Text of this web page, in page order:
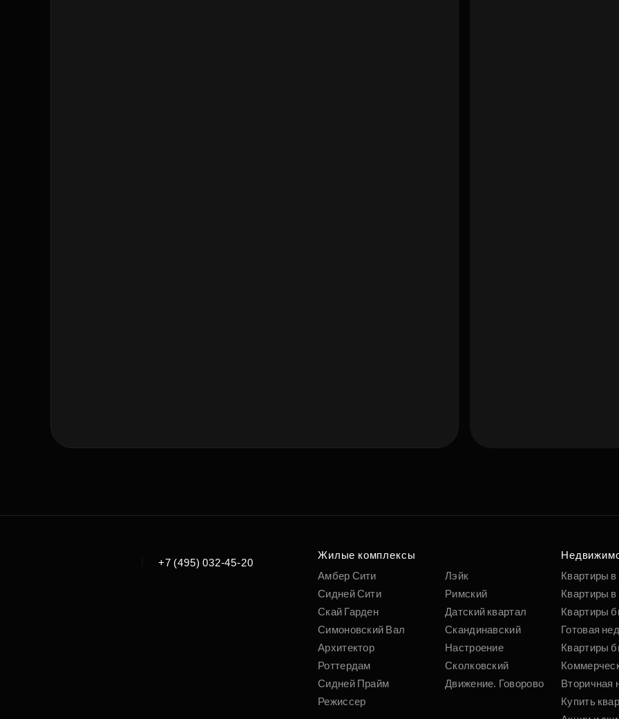
+7 (495) 032-45-20
Жилые комплексы
Амбер Сити
Сидней Сити
Скай Гарден
Симоновский Вал
Архитектор
Роттердам
Сидней Прайм
Режиссер
Лэйк
Римский
Датский квартал
Скандинавский
Настроение
Сколковский
Движение. Говорово
Квартиры
Квартиры в
Квартиры
Готовая
Квартиры
Вторичная
Купить